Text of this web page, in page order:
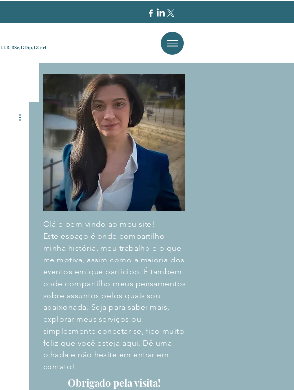
LLB, BSc, GDip, GCert
Olá e bem-vindo ao meu site!
Este espaço é onde compartilho
minha história, meu trabalho e o que
me motiva, assim como a maioria dos
eventos em que participo. É também
onde compartilho meus pensamentos
sobre assuntos pelos quais sou
apaixonada. Seja para saber mais,
explorar meus serviços ou
simplesmente conectar-se, fico muito
feliz que você esteja aqui. Dê uma
olhada e não hesite em entrar em
contato!
Obrigado pela visita!